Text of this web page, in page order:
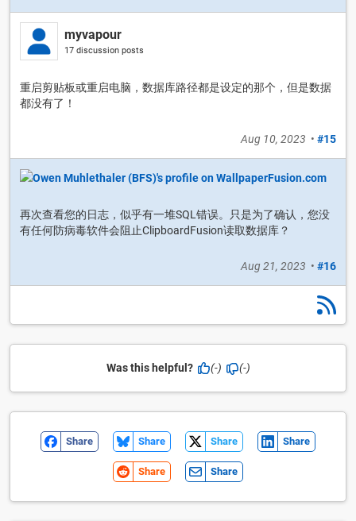
myvapour
17 discussion posts
重启剪贴板或重启电脑，数据库路径都是设定的那个，但是数据
都没有了！
Aug 10, 2023 • #15
再次查看您的日志，似乎有一堆SQL错误。只是为了确认，您没
有任何防病毒软件会阻止ClipboardFusion读取数据库？
Aug 21, 2023 • #16
Was this helpful? (-) (-)
Share Share Share Share
Share Share